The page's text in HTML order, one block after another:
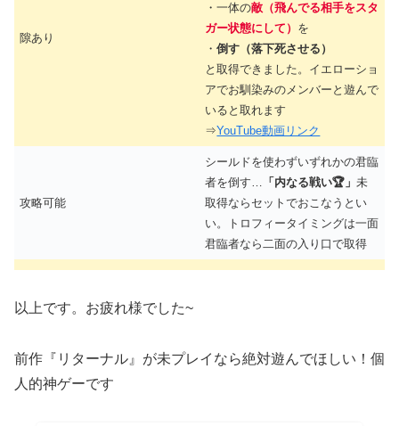
隙あり
・一体の敵（飛んでる相手をスタ
ガー状態にして） を
・倒す（落下死させる）
と取得できました。イエローショ
アでお馴染みのメンバーと遊んで
いると取れます
⇒YouTube動画リンク
攻略可能
シールドを使わずいずれかの君臨
者を倒す… 「内なる戦い🏆」未
取得ならセットでおこなうとい
い。トロフィータイミングは一面
君臨者なら二面の入り口で取得
以上です。お疲れ様でした~
前作『リターナル』が未プレイなら絶対遊んでほしい！個
人的神ゲーです